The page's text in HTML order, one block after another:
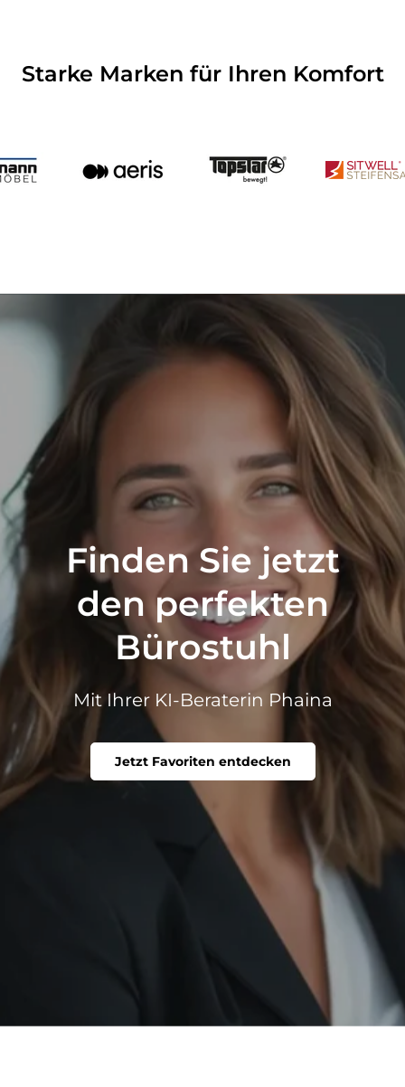
Starke Marken für Ihren Komfort
Finden Sie jetzt
den perfekten
Bürostuhl
Mit Ihrer KI-Beraterin Phaina
Jetzt Favoriten entdecken